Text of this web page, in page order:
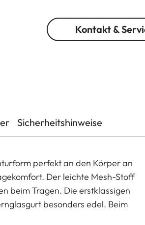
Kontakt &
Sicherheitshinweise
perfekt an den Körper an
Der leichte Mesh-Stoff
beim Tragen. Die erstklassigen
besonders edel. Beim